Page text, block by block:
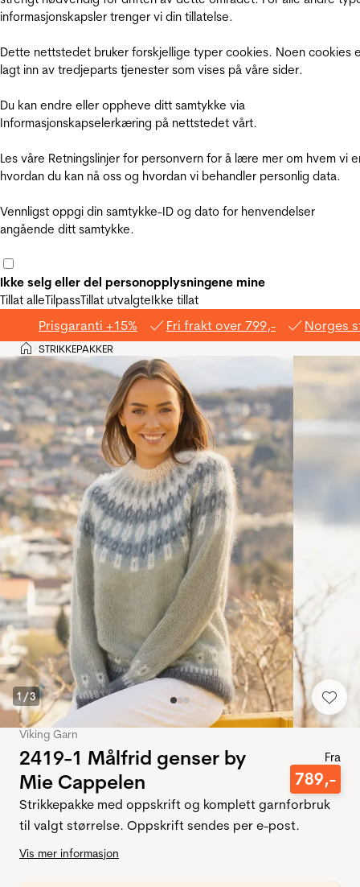
informasjonskapsler trenger vi din tillatelse.
Dette nettstedet bruker forskjellige typer cookies. Noen cookies
lagt inn av tredjeparts tjenester som vises på våre sider.
Du kan endre eller oppheve ditt samtykke via
Informasjonskapselerkæring på nettstedet vårt.
Les våre Retningslinjer for personvern for å lære mer om hvem vi
hvordan du kan nå oss og hvordan vi behandler personlig data.
Vennligst oppgi din samtykke-ID og dato for henvendelser
angående ditt samtykke.
Ikke selg eller del personopplysningene mine
Tillat alleTilpassTillat utvalgteIkke tillat
Prisgaranti +15% Fri frakt over 799,- Norges
Hjem
>STRIKKEPAKKER
1/3
Viking Garn
2419-1 Målfrid genser by
Mie Cappelen
Fra
789,-
Strikkepakke med oppskrift og komplett garnforbruk
til valgt størrelse. Oppskrift sendes per e-post.
Vis mer informasjon